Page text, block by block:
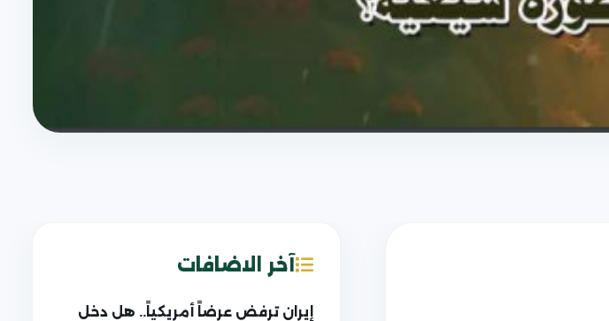
آخر الاضافات
إيران ترفض عرضاً أمريكياً.. هل دخل